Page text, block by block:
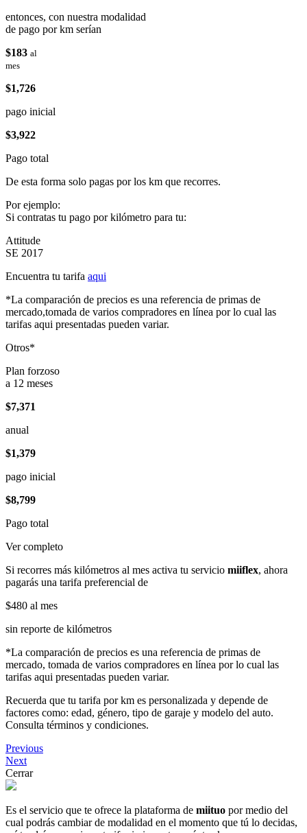
entonces, con nuestra modalidad
de pago por km serían
$183 al
mes
$1,726
pago inicial
$3,922
Pago total
De esta forma solo pagas por los km que recorres.
Por ejemplo:
Si contratas tu pago por kilómetro para tu:
Attitude
SE 2017
Encuentra tu tarifa aqui
*La comparación de precios es una referencia de primas de
mercado,tomada de varios compradores en línea por lo cual las
tarifas aqui presentadas pueden variar.
Otros*
Plan forzoso
a 12 meses
$7,371
anual
$1,379
pago inicial
$8,799
Pago total
Ver completo
Si recorres más kilómetros al mes activa tu servicio miiflex, ahora
pagarás una tarifa preferencial de
$480 al mes
sin reporte de kilómetros
*La comparación de precios es una referencia de primas de
mercado, tomada de varios compradores en línea por lo cual las
tarifas aqui presentadas pueden variar.
Recuerda que tu tarifa por km es personalizada y depende de
factores como: edad, género, tipo de garaje y modelo del auto.
Consulta términos y condiciones.
Previous
Next
Cerrar
Es el servicio que te ofrece la plataforma de miituo por medio del
cual podrás cambiar de modalidad en el momento que tú lo decidas,